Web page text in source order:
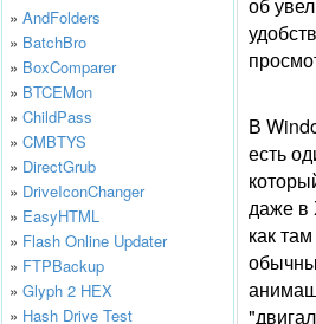
» AndFolders
» BatchBro
» BoxComparer
» BTCEMon
» ChildPass
» CMBTYS
» DirectGrub
» DriveIconChanger
» EasyHTML
» Flash Online Updater
» FTPBackup
» Glyph 2 HEX
» Hash Drive Test
В
есть
даже
как